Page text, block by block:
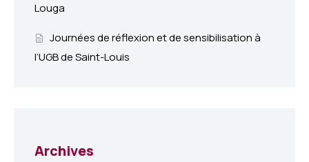
Louga
Journées de réflexion et de sensibilisation à
l’UGB de Saint-Louis
Archives